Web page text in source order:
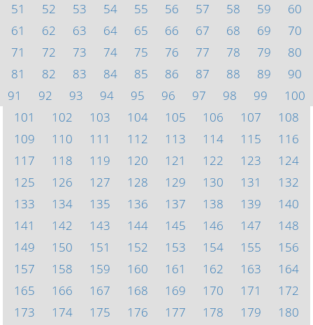
51
52 53 54 55 56 57 58 59
60
61
62 63 64 65 66 67 68 69
70
71
72 73 74 75 76 77 78 79
80
81
82 83 84 85 86 87 88 89
90
91
92 93 94 95 96 97 98 99
100
101
102 103 104 105 106 107
108
109
110 111 112 113 114 115
116
117
118 119 120 121 122 123
124
125
126 127 128 129 130 131
132
133
134 135 136 137 138 139
140
141
142 143 144 145 146 147
148
149
150 151 152 153 154 155
156
157
158 159 160 161 162 163
164
165
166 167 168 169 170 171
172
173
174 175 176 177 178 179
180